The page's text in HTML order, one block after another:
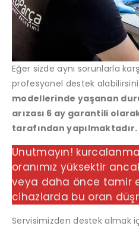
Eğer sizde aynı sorunlarla
profesyonel destek
modellerinde yaşanan
arızası 6 ay garantili
tarafından yapılmaktadır.
Unutmayın!
oranımız yüksektir
veya daha önce tamir
cihazlarda bu oran
Servisimizden destek almak